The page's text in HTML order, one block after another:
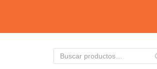
contenido